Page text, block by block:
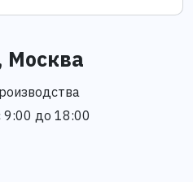
Москва
9:00 до 18:00